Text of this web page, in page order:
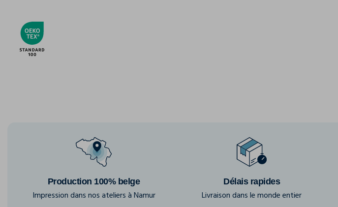
Production 100% belge
Impression dans nos ateliers à Namur
Délais rapides
Livraison dans le monde entier